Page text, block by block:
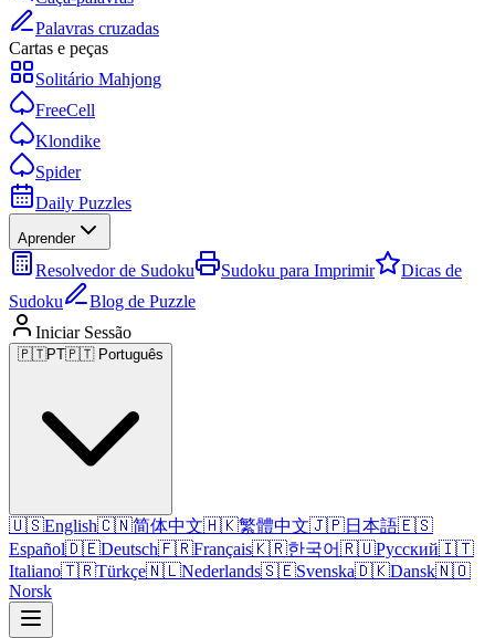
Palavras cruzadas
Cartas e peças
Solitário Mahjong
FreeCell
Klondike
Spider
Daily Puzzles
Aprender
Resolvedor de Sudoku Sudoku para Imprimir
Dicas de
Sudoku
Blog de Puzzle
Iniciar Sessão
🇵🇹PT🇵🇹 Português
🇺🇸English🇨🇳简体中文🇭🇰繁體中文🇯🇵日本語🇪🇸
Español🇩🇪Deutsch🇫🇷Français🇰🇷한국어🇷🇺Русский🇮🇹
Italiano🇹🇷Türkçe🇳🇱Nederlands🇸🇪Svenska🇩🇰Dansk🇳🇴
Norsk